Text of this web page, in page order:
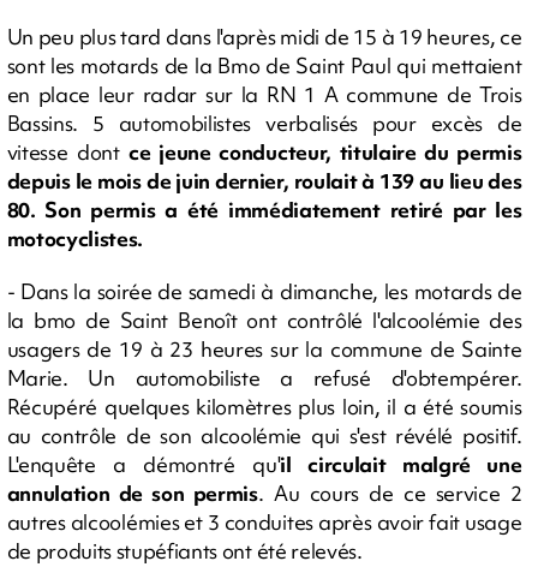
Un peu plus tard dans l'après midi de 15 à 19 heures, ce
sont les motards de la Bmo de Saint Paul qui mettaient
en place leur radar sur la RN 1 A commune de Trois
Bassins. 5 automobilistes verbalisés pour excès de
vitesse dontce jeune conducteur, titulaire du permis
depuis le mois de juin dernier, roulait à 139 au lieu des
80. Son permis a été immédiatement retiré par les
motocyclistes.
- Dans la soirée de samedi à dimanche, les motards de
la bmo de Saint Benoît ont contrôlé l'alcoolémie des
usagers de 19 à 23 heures sur la commune de Sainte
Marie. Un automobiliste a refusé d'obtempérer.
Récupéré quelques kilomètres plus loin, il a été soumis
au contrôle de son alcoolémie qui s'est révélé positif.
L'enquête a démontré qu'il circulait malgré une
annulation de son permis. Au cours de ce service 2
autres alcoolémies et 3 conduites après avoir fait usage
de produits stupéfiants ont été relevés.